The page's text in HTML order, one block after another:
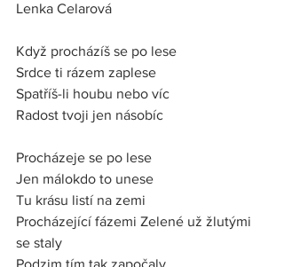
Lenka Celarová
Když procházíš se po lese
Srdce ti rázem zaplese
Spatříš-li houbu nebo víc
Radost tvoji jen násobíc
Procházeje se po lese
Jen málokdo to unese
Tu krásu listí na zemi
Procházející fázemi Zelené už žlutými
se staly
Podzim tím tak započaly